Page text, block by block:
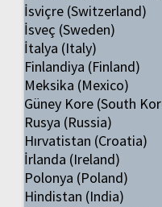
İsviçre (Switzerland)
İsveç (Sweden)
İtalya (Italy)
Finlandiya (Finland)
Meksika (Mexico)
Güney Kore (South
Rusya (Russia)
Hırvatistan (Croatia)
İrlanda (Ireland)
Polonya (Poland)
Hindistan (India)